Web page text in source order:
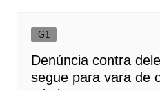
G1
Denúncia contra
segue para vara de